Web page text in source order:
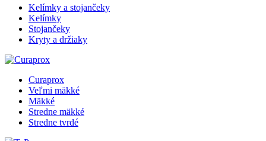
Kelímky a stojančeky
Kelímky
Stojančeky
Kryty a držiaky
Curaprox
Veľmi mäkké
Mäkké
Stredne mäkké
Stredne tvrdé